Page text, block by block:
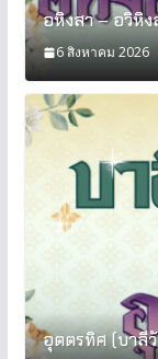
อหิงสา – อวิหิง
6 สิงหาคม 2026
อุตตรทิศ (บาลี